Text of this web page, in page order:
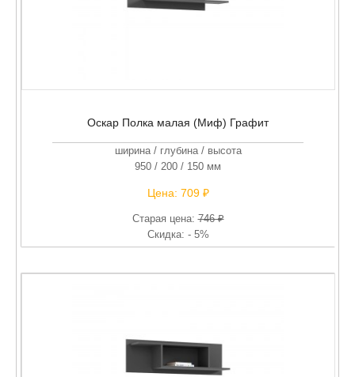
Оскар Полка малая (Миф) Графит
ширина / глубина / высота
950 / 200 / 150 мм
Цена: 709 ₽
Старая цена:746 ₽
Скидка: - 5%